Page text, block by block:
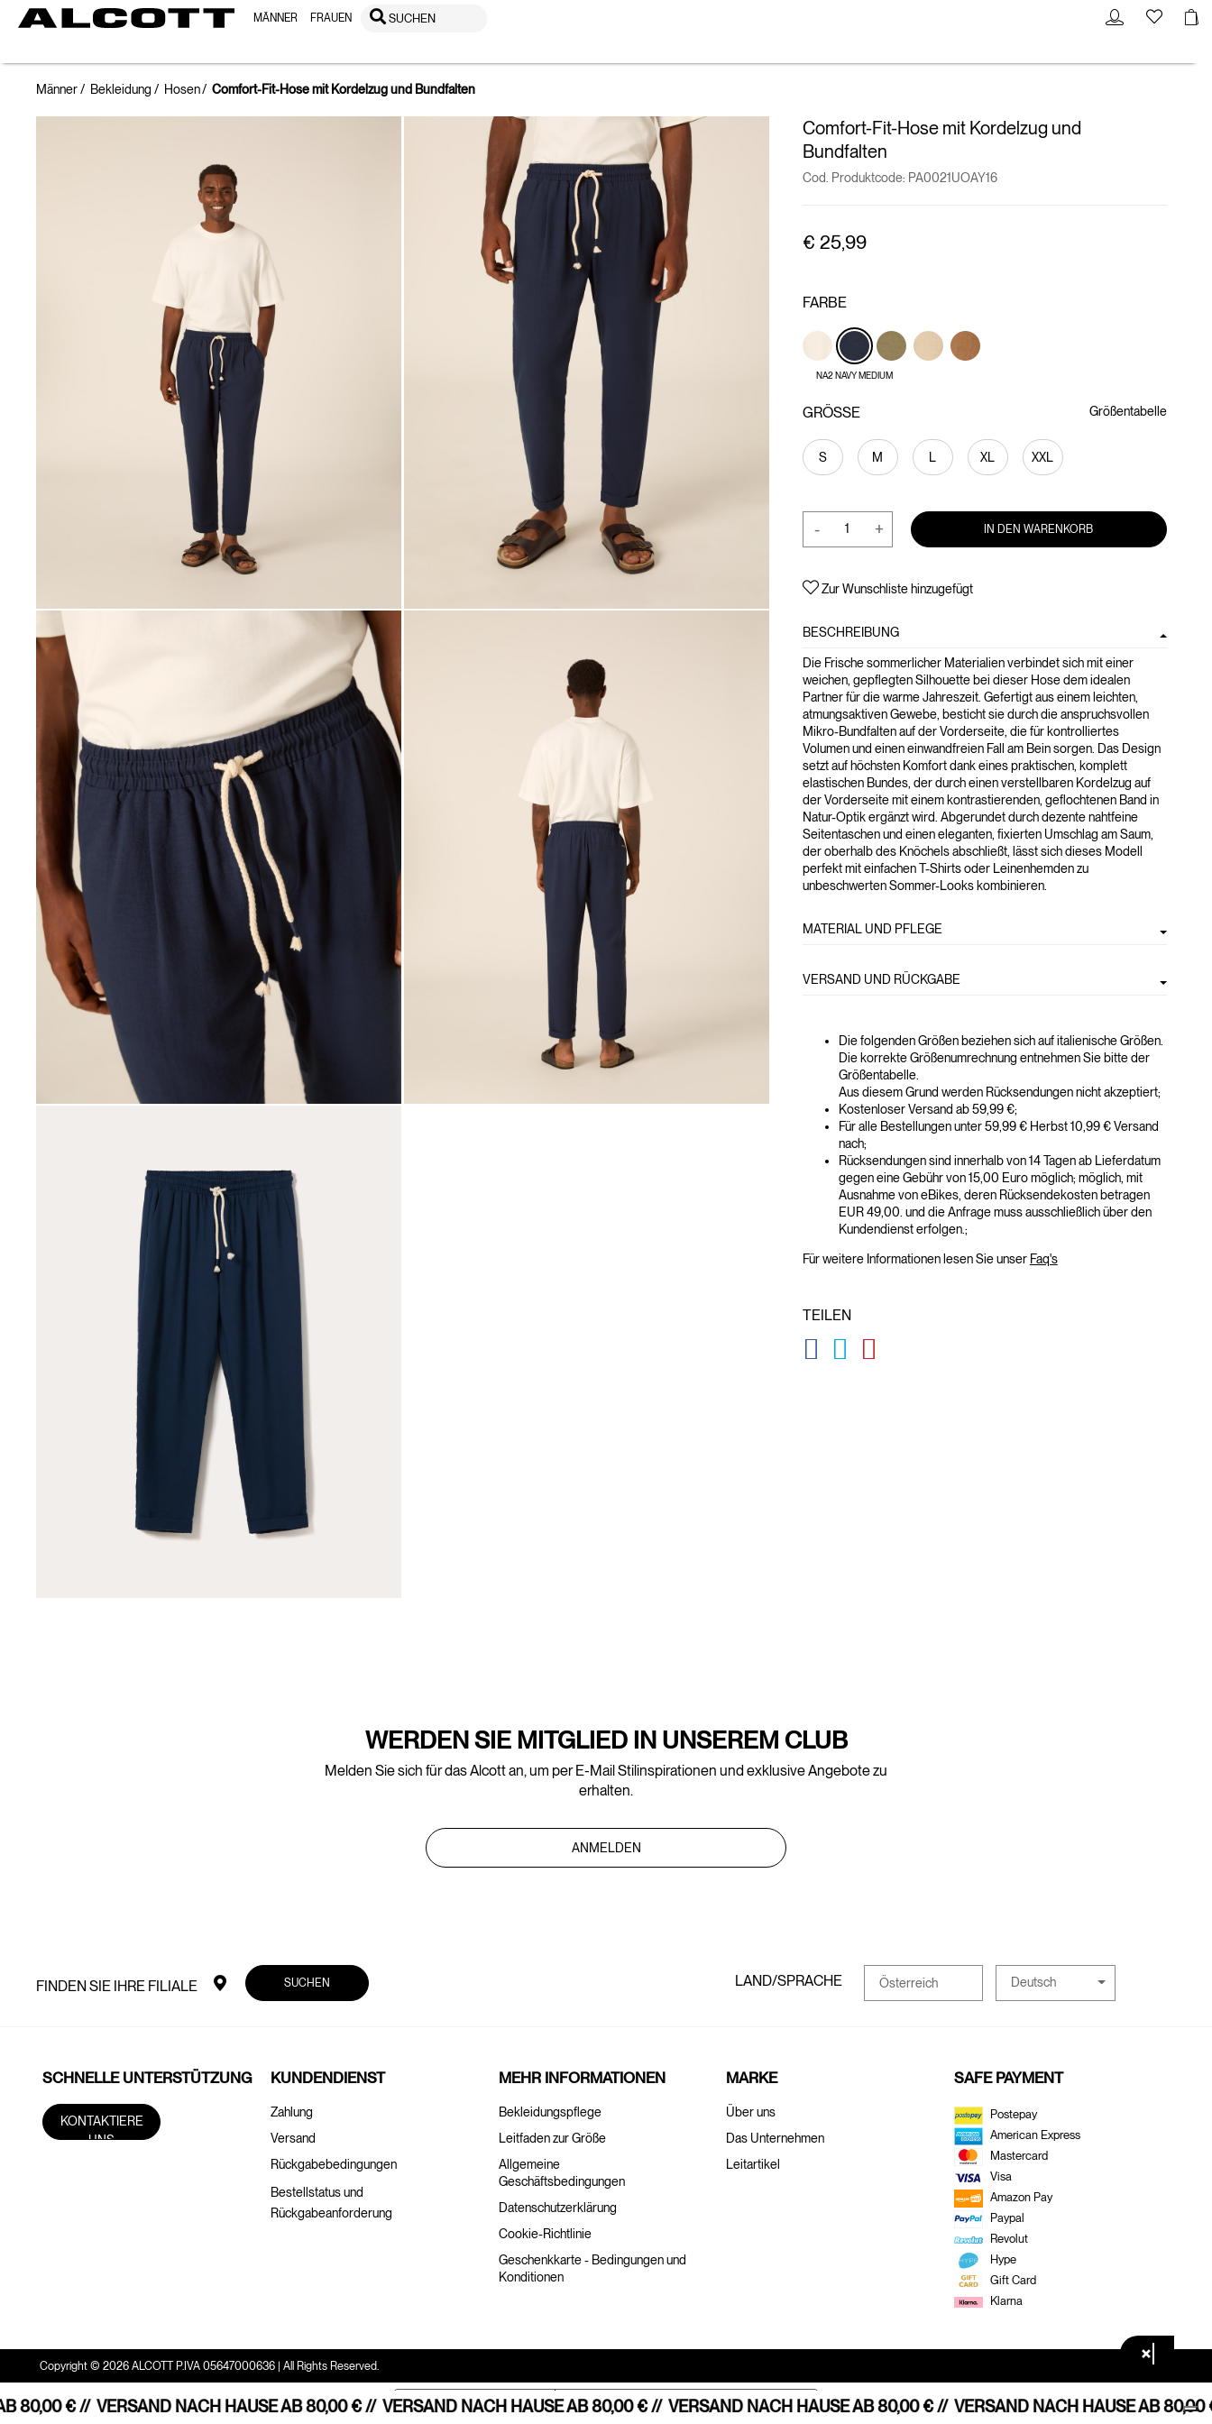
80,00 € //VERSAND NACH HAUSE AB 80,00 € //VERSAND NACH HAUSE AB 80,00 € //VERSAND NACH HAUSE AB 80,00 € //VERSAND NACH HAUSE AB 80,00
MÄNNER FRAUEN SUCHEN
Männer Bekleidung Hosen Comfort-Fit-Hose mit Kordelzug und Bundfalten
Comfort-Fit-Hose mit Kordelzug und
Bundfalten
Cod. Produktcode: PA0021UOAY16
€ 25,99
FARBE
NA2 NAVY MEDIUM
GRÖSSE
S M L XL XXL
Größentabelle
- + IN DEN WARENKORB
Zur Wunschliste hinzugefügt
BESCHREIBUNG
Die Frische sommerlicher Materialien verbindet sich mit einer
weichen, gepflegten Silhouette bei dieser Hose dem idealen
Partner für die warme Jahreszeit. Gefertigt aus einem leichten,
atmungsaktiven Gewebe, besticht sie durch die anspruchsvollen
Mikro-Bundfalten auf der Vorderseite, die für kontrolliertes
Volumen und einen einwandfreien Fall am Bein sorgen. Das Design
setzt auf höchsten Komfort dank eines praktischen, komplett
elastischen Bundes, der durch einen verstellbaren Kordelzug auf
der Vorderseite mit einem kontrastierenden, geflochtenen Band in
Natur-Optik ergänzt wird. Abgerundet durch dezente nahtfeine
Seitentaschen und einen eleganten, fixierten Umschlag am Saum,
der oberhalb des Knöchels abschließt, lässt sich dieses Modell
perfekt mit einfachen T-Shirts oder Leinenhemden zu
unbeschwerten Sommer-Looks kombinieren.
MATERIAL UND PFLEGE
VERSAND UND RÜCKGABE
Die folgenden Größen beziehen sich auf italienische Größen.
Die korrekte Größenumrechnung entnehmen Sie bitte der
Größentabelle.
Aus diesem Grund werden Rücksendungen nicht akzeptiert;
Kostenloser Versand ab 59,99 €;
Für alle Bestellungen unter 59,99 € Herbst 10,99 € Versand
nach;
Rücksendungen sind innerhalb von 14 Tagen ab Lieferdatum
gegen eine Gebühr von 15,00 Euro möglich; möglich, mit
Ausnahme von eBikes, deren Rücksendekosten betragen
EUR 49,00. und die Anfrage muss ausschließlich über den
Kundendienst erfolgen.;
Für weitere Informationen lesen Sie unser Faq's
TEILEN
WERDEN SIE MITGLIED IN UNSEREM CLUB
Melden Sie sich für das Alcott an, um per E-Mail Stilinspirationen und exklusive Angebote zu
erhalten.
ANMELDEN
FINDEN SIE IHRE FILIALE SUCHEN LAND/SPRACHE Österreich Deutsch
SCHNELLE UNTERSTÜTZUNG
KONTAKTIERE
UNS
KUNDENDIENST
Zahlung
Versand
Rückgabebedingungen
Bestellstatus und
Rückgabeanforderung
MEHR INFORMATIONEN
Bekleidungspflege
Leitfaden zur Größe
Allgemeine
Geschäftsbedingungen
Datenschutzerklärung
Cookie-Richtlinie
Geschenkkarte - Bedingungen und
Konditionen
MARKE
Über uns
Das Unternehmen
Leitartikel
SAFE PAYMENT
Postepay
American Express
Mastercard
Visa
Amazon Pay
Paypal
Revolut
Hype
Gift Card
Klarna
Copyright © 2026 ALCOTT P.IVA 05647000636 | All Rights Reserved.
×
Hinweis bei Erhebung Ihre Datenschutzeinstellungen